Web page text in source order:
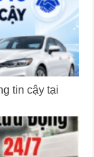
tin cậy tại